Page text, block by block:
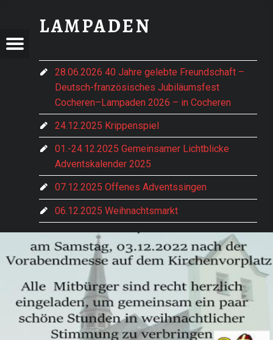
SCREENSHOT 2022-11-29 AT 15-54-58 HTTPS __WWW.PFARREI-DEUTSCHLAND.DE_PFARRBRIEF_ PARICODE BCBORODI - LAMPADEN
LAMPADEN
Menu
navigation
28.06.2026 40 Jahre gelebte Freundschaft –
Deutsch-französisches Jubiläumsfest
Cocheren–Lampaden 2026 – in Cocheren
24.12.2025 Krippenspiel
01.-24.12.2025 Gemeinsamer Lichtblicke
Adventskalender 2025
07.12.2025 Offenes Adventssingen
06.12.2025 Weihnachtsmarkt